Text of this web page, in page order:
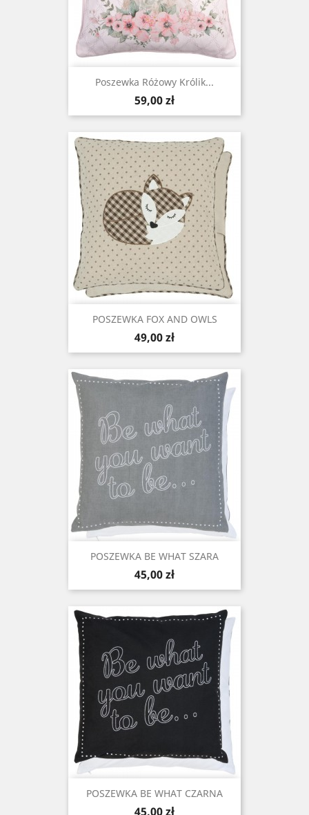
Poszewka Różowy Królik...
Cena
59,00 zł
POSZEWKA FOX AND OWLS
Cena
49,00 zł
POSZEWKA BE WHAT SZARA
Cena
45,00 zł
POSZEWKA BE WHAT CZARNA
Cena
45,00 zł